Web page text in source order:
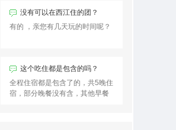
没有可以在西江住的团？
有的 ，亲您有几天玩的时间呢？
这个吃住都是包含的吗？
全程住宿都是包含了的，共5晚住
宿，部分晚餐没有含，其他早餐
用户夕阳西下 发表了点评
贵州的历史讲到贵州的人文、从
贵州的景点再到贵州的小吃，
基…
用户彩风 发表了点评
这个贵州5日游真的是物美价廉，